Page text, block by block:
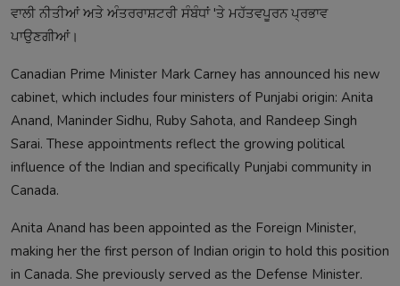
ਵਾਲੀ ਨੀਤੀਆਂ ਅਤੇ ਅੰਤਰਰਾਸ਼ਟਰੀ ਸੰਬੰਧਾਂ 'ਤੇ ਮਹੱਤਵਪੂਰਨ ਪ੍ਰਭਾਵ
ਪਾਉਣਗੀਆਂ।
Canadian Prime Minister Mark Carney has announced his new
cabinet, which includes four ministers of Punjabi origin: Anita
Anand, Maninder Sidhu, Ruby Sahota, and Randeep Singh
Sarai. These appointments reflect the growing political
influence of the Indian and specifically Punjabi community in
Canada.
Anita Anand has been appointed as the Foreign Minister,
making her the first person of Indian origin to hold this position
in Canada. She previously served as the Defense Minister.